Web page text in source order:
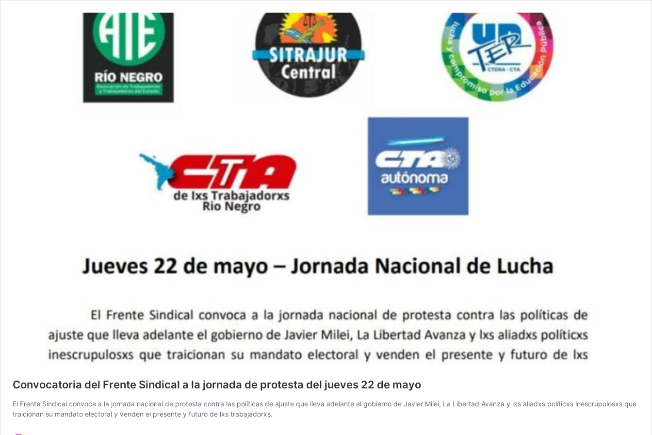
Convocatoria del Frente Sindical a la jornada de protesta del jueves 22 de mayo
El Frente Sindical convoca a la jornada nacional de protesta contra las políticas de ajuste que lleva adelante el gobierno de Javier Milei, La Libertad Avanza y lxs aliadxs políticxs inescrupulosxs que
traicionan su mandato electoral y venden el presente y futuro de lxs trabajadorxs.